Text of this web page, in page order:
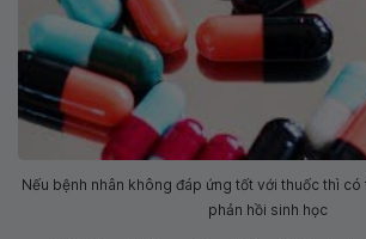
Nếu bệnh nhân không đáp ứng tốt với thuốc thì có
phản hồi sinh học